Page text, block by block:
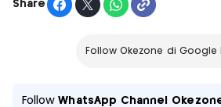
Share
Follow Okezone di Google
FollowWhatsApp Channel